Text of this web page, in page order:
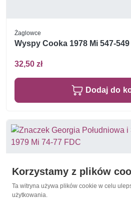
Żaglowce
Wyspy Cooka 1978 Mi 547-
32,50 zł
Dodaj do
Korzystamy z plików
Ta witryna używa plików cookie w celu
użytkowania.